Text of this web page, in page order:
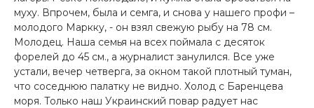
муху. Впрочем, была и семга, и снова у нашего профи –
молодого Маркку, - он взял свежую рыбу на 78 см.
Молодец. Наша семья на всех поймала с десяток
форелей до 45 см., а журналист занулился. Все уже
устали, вечер четверга, за окном такой плотный туман,
что соседнюю палатку не видно. Холод с Баренцева
моря. Только наш Украинский повар радует нас